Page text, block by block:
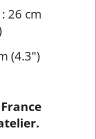
26 cm
(4.3")